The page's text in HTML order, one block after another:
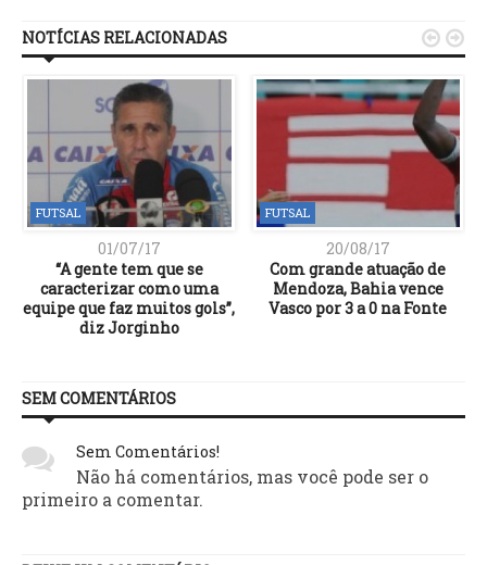
NOTÍCIAS RELACIONADAS
FUTSAL
01/07/17
“A gente tem que se
caracterizar como uma
equipe que faz muitos gols”,
diz Jorginho
FUTSAL
20/08/17
Com grande atuação de
Mendoza, Bahia vence
Vasco por 3 a 0 na Fonte
 
SEM COMENTÁRIOS
Sem Comentários!
Não há comentários, mas você pode ser o
primeiro a comentar.